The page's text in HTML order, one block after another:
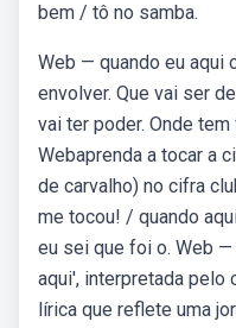
bem / tô no samba.
Web — quando eu aqui
envolver. Que vai ser
vai ter poder. Onde
Webaprenda a tocar a
de carvalho) no cifra
me tocou! / quando
eu sei que foi o. Web
aqui', interpretada pelo
lírica que reflete uma